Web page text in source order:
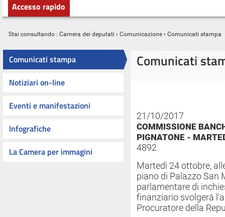
Accesso rapido
Stai consultando : Camera dei deputati › Comunicazione › Comunicati stampa
Comunicati stampa
Notiziari on-line
Eventi e manifestazioni
Infografiche
La Camera per immagini
Comunicati
21/10/2017
COMMISSIONE
PIGNATONE -
4892
Martedì 24 ottobre,
piano di Palazzo San
parlamentare di
finanziario svolgerà l'a
Procuratore della